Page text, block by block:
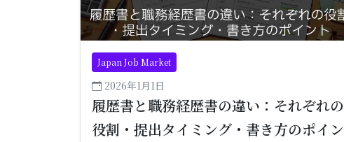
Japan Job Market
2026年1月1日
履歴書と職務経歴書の違い：それぞれの
役割・提出タイミング・書き方のポイン